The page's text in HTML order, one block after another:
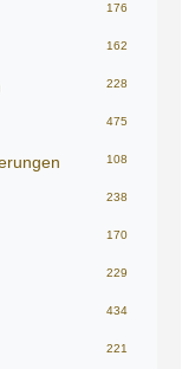
176
162
228
475
108
238
170
229
434
221